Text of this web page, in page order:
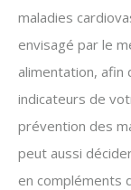
maladies
envisagé par le
alimentation, afin
indicateurs de
prévention des
peut aussi
en compléments